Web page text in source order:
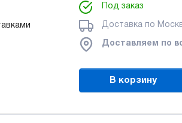
Под заказ
Доставка по
Доставляем по
В корзину